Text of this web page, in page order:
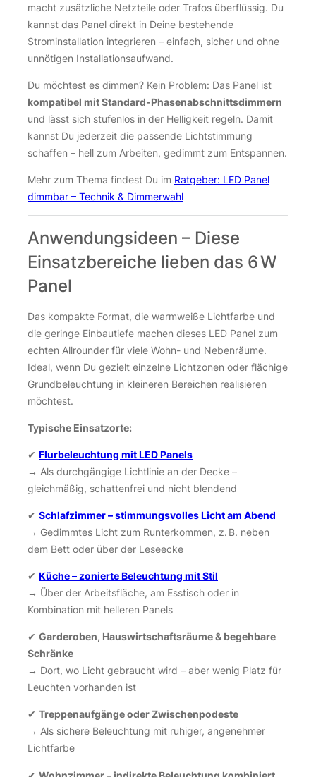
macht zusätzliche Netzteile oder Trafos überflüssig. Du
kannst das Panel direkt in Deine bestehende
Strominstallation integrieren – einfach, sicher und ohne
unnötigen Installationsaufwand.
Du möchtest es dimmen? Kein Problem: Das Panel ist
kompatibel mit Standard-Phasenabschnittsdimmern
und lässt sich stufenlos in der Helligkeit regeln. Damit
kannst Du jederzeit die passende Lichtstimmung
schaffen – hell zum Arbeiten, gedimmt zum Entspannen.
Mehr zum Thema findest Du im Ratgeber: LED Panel
dimmbar – Technik & Dimmerwahl
Anwendungsideen – Diese
Einsatzbereiche lieben das 6 W
Panel
Das kompakte Format, die warmweiße Lichtfarbe und
die geringe Einbautiefe machen dieses LED Panel zum
echten Allrounder für viele Wohn- und Nebenräume.
Ideal, wenn Du gezielt einzelne Lichtzonen oder flächige
Grundbeleuchtung in kleineren Bereichen realisieren
möchtest.
Typische Einsatzorte:
✔ Flurbeleuchtung mit LED Panels
→ Als durchgängige Lichtlinie an der Decke –
gleichmäßig, schattenfrei und nicht blendend
✔ Schlafzimmer – stimmungsvolles Licht am Abend
→ Gedimmtes Licht zum Runterkommen, z. B. neben
dem Bett oder über der Leseecke
✔ Küche – zonierte Beleuchtung mit Stil
→ Über der Arbeitsfläche, am Esstisch oder in
Kombination mit helleren Panels
✔ Garderoben, Hauswirtschaftsräume & begehbare
Schränke
→ Dort, wo Licht gebraucht wird – aber wenig Platz für
Leuchten vorhanden ist
✔ Treppenaufgänge oder Zwischenpodeste
→ Als sichere Beleuchtung mit ruhiger, angenehmer
Lichtfarbe